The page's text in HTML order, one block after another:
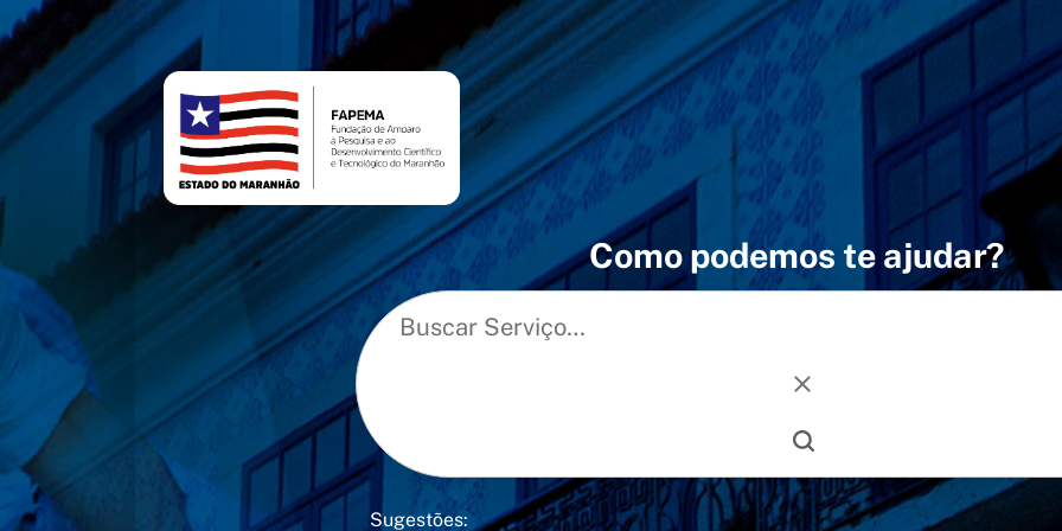
menu
Como podemos te ajudar?
Sugestões: